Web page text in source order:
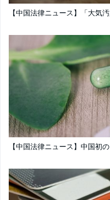
【中国法律ニュース】「大気
【中国法律ニュース】中国初